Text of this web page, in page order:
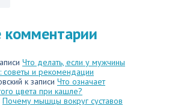
комментарии
Что делать, если у мужчины
советы и рекомендации
к записи Что означает
цвета при кашле?
Почему мышцы вокруг суставов